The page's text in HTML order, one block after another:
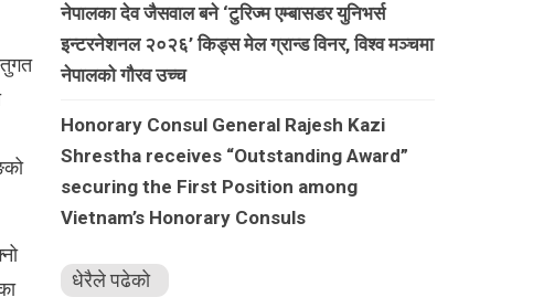
नेपालका देव जैसवाल बने ‘टुरिज्म एम्बासडर युनिभर्स
इन्टरनेशनल २०२६’ किड्स मेल ग्रान्ड विनर, विश्व मञ्चमा
नेपालको गौरव उच्च
Honorary Consul General Rajesh Kazi
Shrestha receives “Outstanding Award”
securing the First Position among
Vietnam’s Honorary Consuls
धेरैले पढेको